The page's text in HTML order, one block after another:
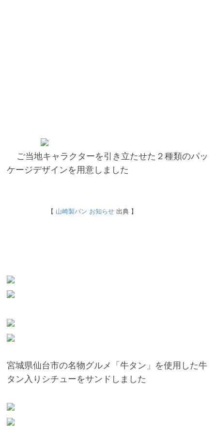
ご当地キャラクターを引き立たせた２種類のパッ
ケージデザインを用意しました
【 山崎製パン お知らせ 出典 】
宮城県仙台市の名物グルメ「牛タン」を使用した牛
タン入りシチューをサンドしました